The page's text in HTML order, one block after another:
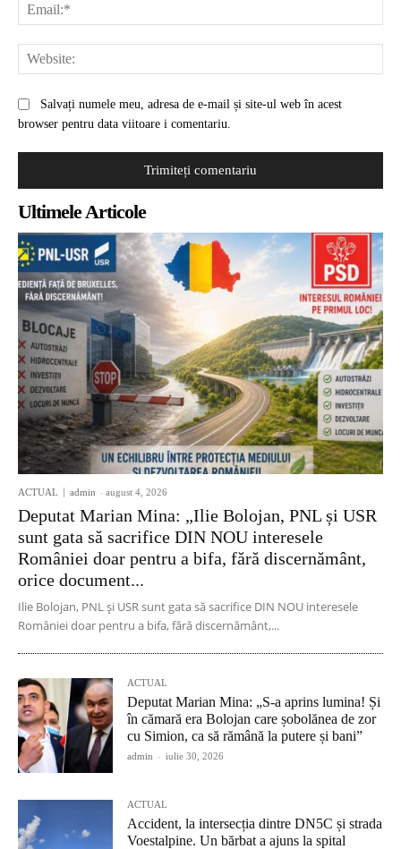
Salvați numele meu, adresa de e-mail și site-ul web în acest
browser pentru data viitoare i comentariu.
Ultimele Articole
ACTUAL admin - august 4, 2026
Deputat Marian Mina: „Ilie Bolojan, PNL și USR
sunt gata să sacrifice DIN NOU interesele
României doar pentru a bifa, fără discernământ,
orice document...
Ilie Bolojan, PNL și USR sunt gata să sacrifice DIN NOU interesele
României doar pentru a bifa, fără discernământ,...
ACTUAL
Deputat Marian Mina: „S-a aprins lumina! Și
în cămară era Bolojan care șobolănea de zor
cu Simion, ca să rămână la putere și bani”
admin - iulie 30, 2026
ACTUAL
Accident, la intersecția dintre DN5C și strada
Voestalpine. Un bărbat a ajuns la spital